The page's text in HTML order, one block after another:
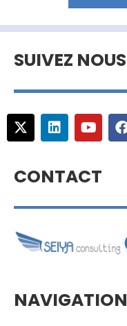
SUIVEZ NOUS
CONTACT
NAVIGATION